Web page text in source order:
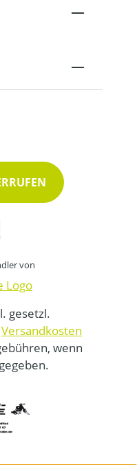
von
gesetzl.
Versandkosten
wenn